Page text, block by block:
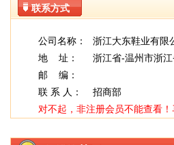
联系方式
公司名称：
浙江大东鞋业有限
地 址：
浙江省-温州市浙
邮 编：
联 系 人：
招商部
对不起，非注册会员不能查看！